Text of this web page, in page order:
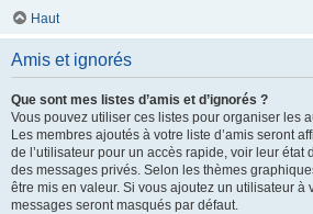
Haut
Amis et ignorés
Que sont mes listes d’amis et d’ignorés ?
Vous pouvez utiliser ces listes pour organiser les
Les membres ajoutés à votre liste d’amis seront
de l’utilisateur pour un accès rapide, voir leur état
des messages privés. Selon les thèmes
être mis en valeur. Si vous ajoutez un utilisateur à
messages seront masqués par défaut.